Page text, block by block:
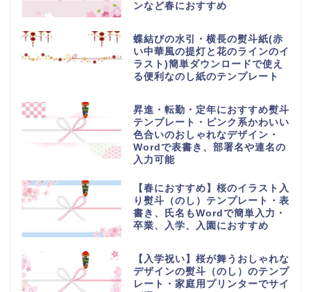
ンなど春におすすめ
蝶結びの水引・横長の熨斗紙(赤
い中華風の提灯と花のラインのイ
ラスト)簡単ダウンロードで使え
る便利なのし紙のテンプレート
昇進・転勤・定年におすすめ熨斗
テンプレート・ピンク系かわいい
色合いのおしゃれなデザイン・
Wordで表書き、部署名や連名の
入力可能
【春におすすめ】桜のイラスト入
り熨斗（のし）テンプレート・表
書き、氏名もWordで簡単入力・
卒業、入学、入園におすすめ
【入学祝い】桜が舞うおしゃれな
デザインの熨斗（のし）のテンプ
レート・家庭用プリンターでサイ